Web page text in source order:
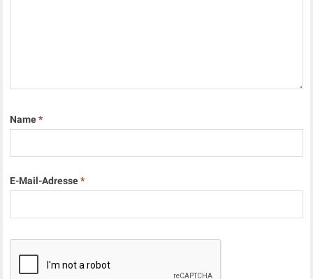
Name*
E-Mail-Adresse*